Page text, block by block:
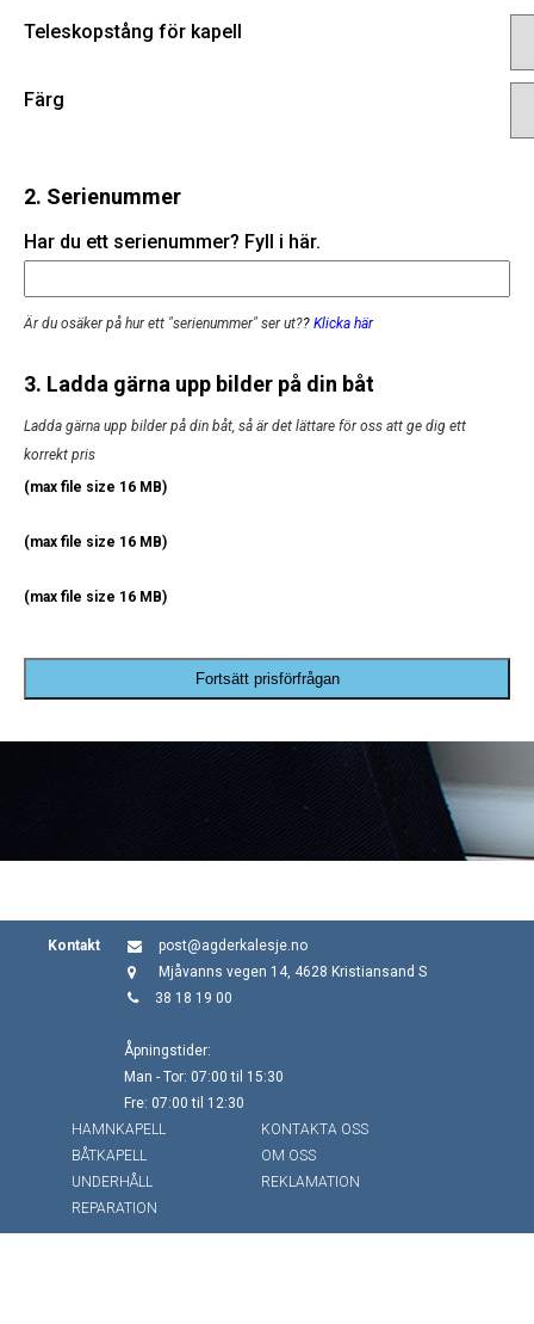
Teleskopstång för kapell
Färg
2. Serienummer
Har du ett serienummer? Fyll i här.
Är du osäker på hur ett "serienummer" ser ut?? Klicka här
3. Ladda gärna upp bilder på din båt
Ladda gärna upp bilder på din båt, så är det lättare för oss att ge dig ett
korrekt pris
(max file size 16 MB)
(max file size 16 MB)
(max file size 16 MB)
Fortsätt prisförfrågan
Kontakt
post@agderkalesje.no
Mjåvanns vegen 14, 4628 Kristiansand S
38 18 19 00
Åpningstider:
Man - Tor: 07:00 til 15:30
Fre: 07:00 til 12:30
HAMNKAPELL
BÅTKAPELL
UNDERHÅLL
REPARATION
KONTAKTA OSS
OM OSS
REKLAMATION